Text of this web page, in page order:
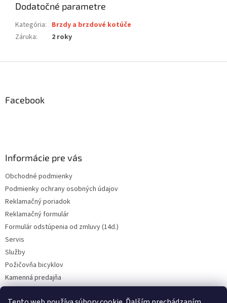
Dodatočné parametre
Kategória: Brzdy a brzdové kotúče
Záruka: 2 roky
Facebook
Informácie pre vás
Obchodné podmienky
Podmienky ochrany osobných údajov
Reklamačný poriadok
Reklamačný formulár
Formulár odstúpenia od zmluvy (14d.)
Servis
Služby
Požičovňa bicyklov
Kamenná predajňa